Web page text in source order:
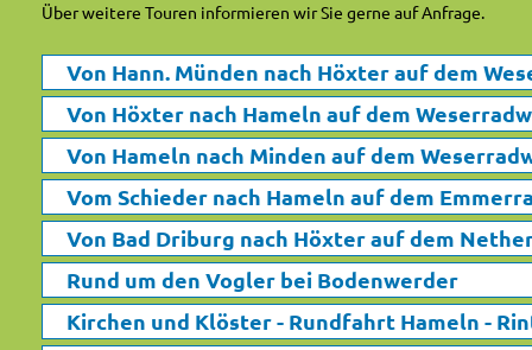
Über weitere Touren informieren wir Sie gerne auf Anfrage.
Von Hann. Münden nach Höxter auf dem
Von Höxter nach Hameln auf dem
Von Hameln nach Minden auf dem
Vom Schieder nach Hameln auf dem
Von Bad Driburg nach Höxter auf dem
Rund um den Vogler bei Bodenwerder
Kirchen und Klöster - Rundfahrt Hameln -